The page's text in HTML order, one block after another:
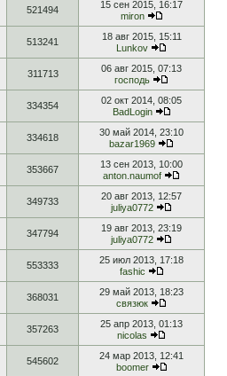
521494
15 сен 2015, 16:17
miron
513241
18 авг 2015, 15:11
Lunkov
311713
06 авг 2015, 07:13
господь
334354
02 окт 2014, 08:05
BadLogin
334618
30 май 2014, 23:10
bazar1969
353667
13 сен 2013, 10:00
anton.naumof
349733
20 авг 2013, 12:57
juliya0772
347794
19 авг 2013, 23:19
juliya0772
553333
25 июл 2013, 17:18
fashic
368031
29 май 2013, 18:23
связюк
357263
25 апр 2013, 01:13
nicolas
545602
24 мар 2013, 12:41
boomer